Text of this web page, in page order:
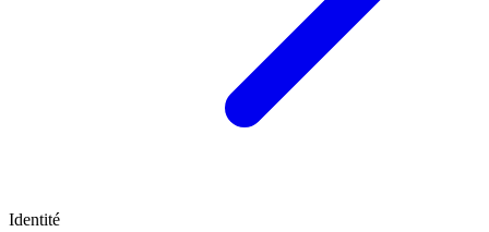
Identité